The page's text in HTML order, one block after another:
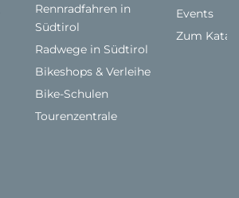
Rennradfahren in
Südtirol
Radwege in Südtirol
Bikeshops & Verleihe
Bike-Schulen
Tourenzentrale
Events
Zum